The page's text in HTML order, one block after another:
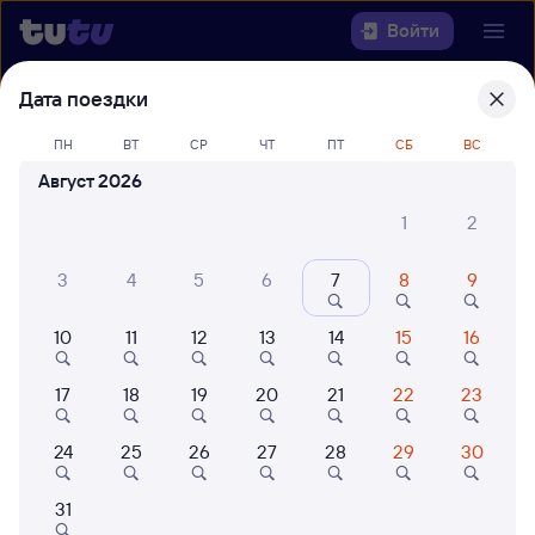
Войти
Выберите день, чтобы найти
билеты Омск — Ртищево-1
22 года работаем для вас
Куда
Когда
Кто едет
Найти поезда
Дата поездки
ПН ВТ СР ЧТ ПТ СБ ВС
Август 2026
1
2
3 4 5 6 7 8 9
10 11 12 13 14 15 16
17 18 19 20 21 22 23
24 25 26 27 28 29 30
31